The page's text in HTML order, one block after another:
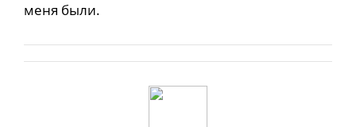
меня были.